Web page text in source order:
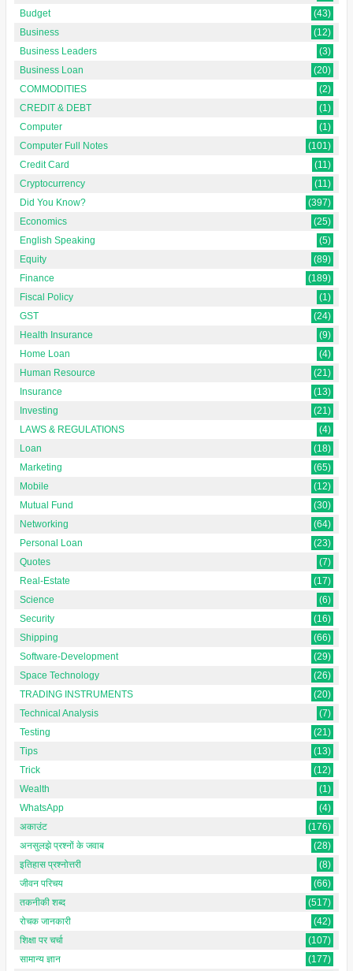
Budget
(43)
Business
(12)
Business Leaders
(3)
Business Loan
(20)
COMMODITIES
(2)
CREDIT & DEBT
(1)
Computer
(1)
Computer Full Notes
(101)
Credit Card
(11)
Cryptocurrency
(11)
Did You Know?
(397)
Economics
(25)
English Speaking
(5)
Equity
(89)
Finance
(189)
Fiscal Policy
(1)
GST
(24)
Health Insurance
(9)
Home Loan
(4)
Human Resource
(21)
Insurance
(13)
Investing
(21)
LAWS & REGULATIONS
(4)
Loan
(18)
Marketing
(65)
Mobile
(12)
Mutual Fund
(30)
Networking
(64)
Personal Loan
(23)
Quotes
(7)
Real-Estate
(17)
Science
(6)
Security
(16)
Shipping
(66)
Software-Development
(29)
Space Technology
(26)
TRADING INSTRUMENTS
(20)
Technical Analysis
(7)
Testing
(21)
Tips
(13)
Trick
(12)
Wealth
(1)
WhatsApp
(4)
अकाउंट
(176)
अनसुलझे प्रश्नों के जवाब
(28)
इतिहास प्रश्नोत्तरी
(8)
जीवन परिचय
(66)
तकनीकी शब्द
(517)
रोचक जानकारी
(42)
शिक्षा पर चर्चा
(107)
सामान्य ज्ञान
(177)